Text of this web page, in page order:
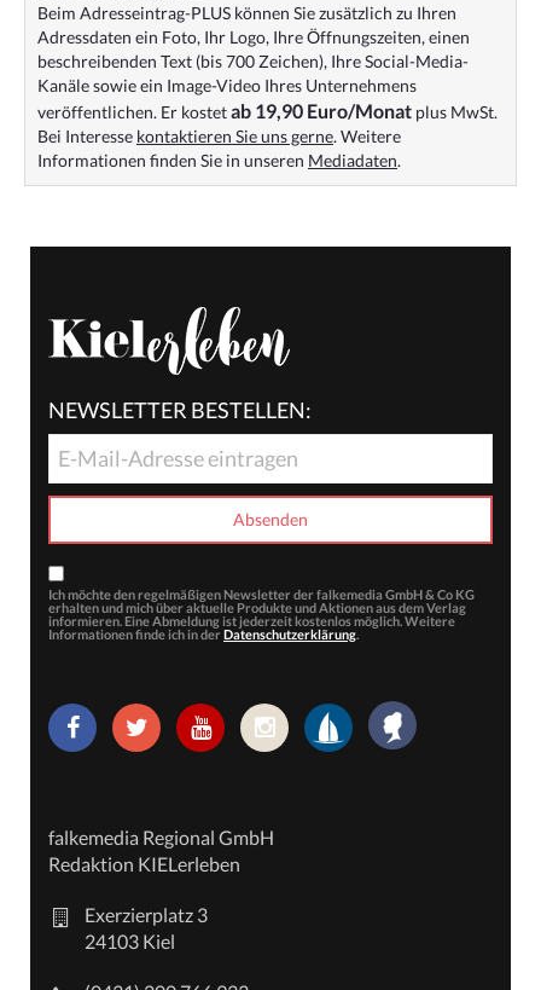
Beim Adresseintrag-PLUS können Sie zusätzlich zu Ihren
Adressdaten ein Foto, Ihr Logo, Ihre Öffnungszeiten, einen
beschreibenden Text (bis 700 Zeichen), Ihre Social-Media-
Kanäle sowie ein Image-Video Ihres Unternehmens
veröffentlichen. Er kostetab 19,90 Euro/Monat plus MwSt.
Bei Interesse kontaktieren Sie uns gerne. Weitere
Informationen finden Sie in unseren Mediadaten.
NEWSLETTER BESTELLEN:
Ich möchte den regelmäßigen Newsletter der falkemedia GmbH & Co KG
erhalten und mich über aktuelle Produkte und Aktionen aus dem Verlag
informieren. Eine Abmeldung ist jederzeit kostenlos möglich. Weitere
Informationen finde ich in der Datenschutzerklärung.
falkemedia Regional GmbH
Redaktion KIELerleben
Exerzierplatz 3
24103 Kiel